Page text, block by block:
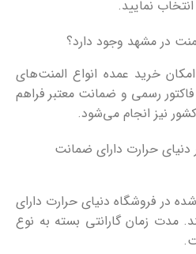
نمایید.
در مشهد وجود دارد؟
خرید عمده انواع المنت‌های
رسمی و ضمانت معتبر فراهم
نیز انجام می‌شود.
دنیای حرارت دارای ضمانت
در فروشگاه دنیای حرارت دارای
هستند. مدت زمان گارانتی بسته به نوع